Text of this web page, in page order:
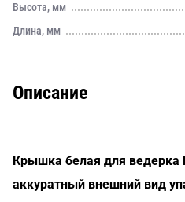
Высота, мм
Длина, мм
Описание
Крышка белая для
аккуратный внешний вид